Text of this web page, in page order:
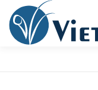
content